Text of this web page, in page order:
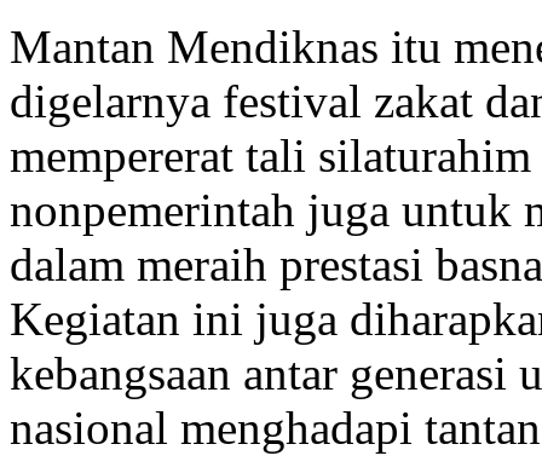
Mantan Mendiknas itu
digelarnya festival zakat
mempererat tali
nonpemerintah juga untuk
dalam meraih prestasi
Kegiatan ini juga
kebangsaan antar generasi
nasional menghadapi